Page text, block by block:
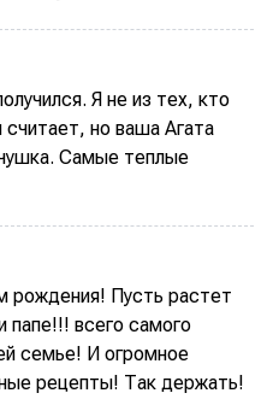
Я не из тех, кто
но ваша Агата
Самые теплые
рождения! Пусть растет
папе!!! всего самого
семье! И огромное
рецепты! Так держать!